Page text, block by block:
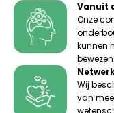
Vanuit
Onze
kunnen
bewezen.
Wij
van